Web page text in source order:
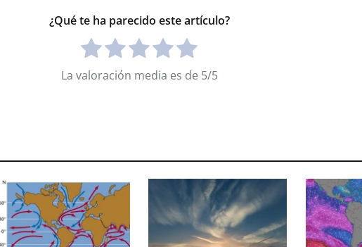
¿Qué te ha parecido este artículo?
La valoración media es de 5/5